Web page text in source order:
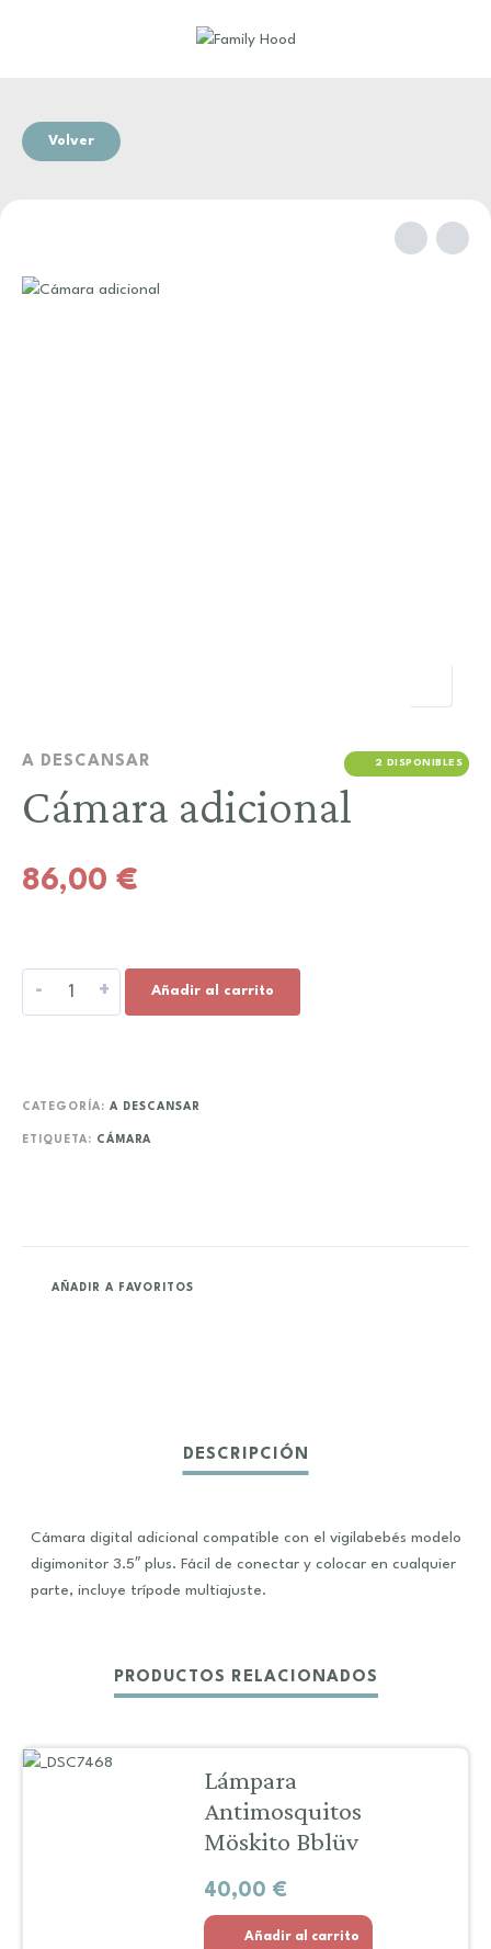
Volver
A DESCANSAR 2 DISPONIBLES
Cámara adicional
86,00 €
- + Añadir al carrito
CATEGORÍA: A DESCANSAR
ETIQUETA: CÁMARA
AÑADIR A FAVORITOS
Cámara digital adicional compatible con el vigilabebés modelo
digimonitor 3.5″ plus. Fácil de conectar y colocar en cualquier
parte, incluye trípode multiajuste.
PRODUCTOS RELACIONADOS
Lámpara
Antimosquitos
Möskito Bblüv
40,00 €
Añadir al carrito